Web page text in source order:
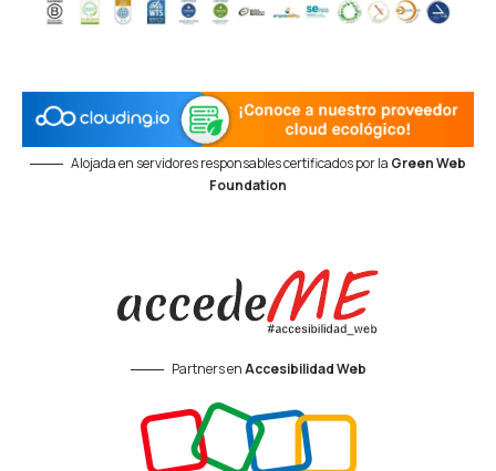
Alojada en servidores responsables certificados por la Green Web
Foundation
Partners enAccesibilidad Web